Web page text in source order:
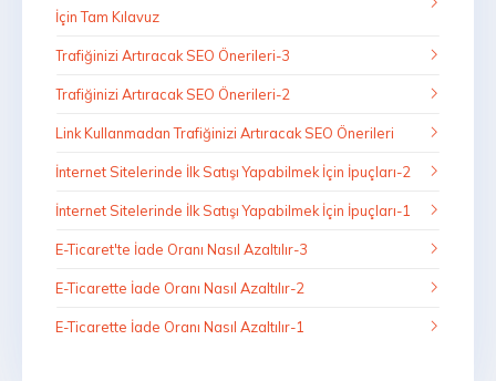
İçin Tam Kılavuz
Trafiğinizi Artıracak SEO Önerileri-3
Trafiğinizi Artıracak SEO Önerileri-2
Link Kullanmadan Trafiğinizi Artıracak SEO Önerileri
İnternet Sitelerinde İlk Satışı Yapabilmek İçin İpuçları-2
İnternet Sitelerinde İlk Satışı Yapabilmek İçin İpuçları-1
E-Ticaret'te İade Oranı Nasıl Azaltılır-3
E-Ticarette İade Oranı Nasıl Azaltılır-2
E-Ticarette İade Oranı Nasıl Azaltılır-1